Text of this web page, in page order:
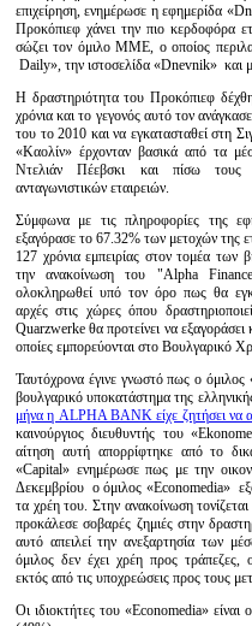
επιχείρηση, ενημέρωσε η εφημερίδα
Προκόπιεφ χάνει την πιο κερδοφόρα
σώζει τον όμιλο ΜΜΕ, ο οποίος
Daily», την ιστοσελίδα «Dnevnik» και
Η δραστηριότητα του Προκόπιεφ
χρόνια και το γεγονός αυτό τον
του το 2010 και να εγκατασταθεί στη
«Καολίν» έρχονταν βασικά από τα
Ντελιάν Πέεβσκι και πίσω τους
ανταγωνιστικών εταιρειών.
Σύμφωνα με τις πληροφορίες της
εξαγόρασε το 67.32% των μετοχών της
127 χρόνια εμπειρίας στον τομέα των
την ανακοίνωση του "Alpha
ολοκληρωθεί υπό τον όρο πως θα
αρχές στις χώρες όπου
Quarzwerke θα προτείνει να
οποίες εμπορεύονται στο Βουλγαρικό
Ταυτόχρονα έγινε γνωστό πως ο
βουλγαρικό υποκατάστημα της
μήνα η ALPHA BANK είχε ζητήσει να
καινούργιος διευθυντής του
αίτηση αυτή απορρίφτηκε από το
«Capital» ενημέρωσε πως με την
Δεκεμβρίου ο όμιλος «Economedia»
τα χρέη του. Στην ανακοίνωση
προκάλεσε σοβαρές ζημιές στην
αυτό απειλεί την ανεξαρτησία των
όμιλος δεν έχει χρέη προς τράπεζες,
εκτός από τις υποχρεώσεις προς τους
Οι ιδιοκτήτες του «Economedia»